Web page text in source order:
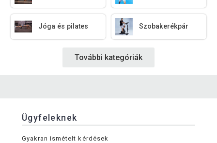
Jóga és pilates Szobakerékpár
További kategóriák
Ügyfeleknek
Gyakran ismételt kérdések